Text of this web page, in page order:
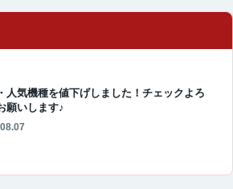
人気機種を値下げしました！チェックよろ
願いします♪